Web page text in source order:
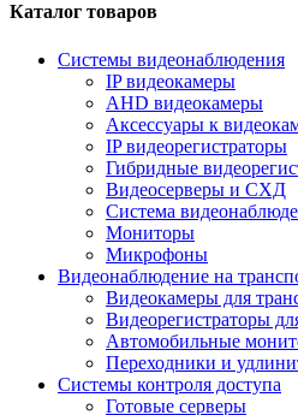
Каталог товаров
Системы видеонаблюдения
IP видеокамеры
AHD видеокамеры
Аксессуары к
IP видеорегистраторы
Гибридные
Видеосерверы и СХД
Система
Мониторы
Микрофоны
Видеонаблюдение на
Видеокамеры для
Видеорегистраторы
Автомобильные
Переходники и
Системы контроля доступа
Готовые серверы